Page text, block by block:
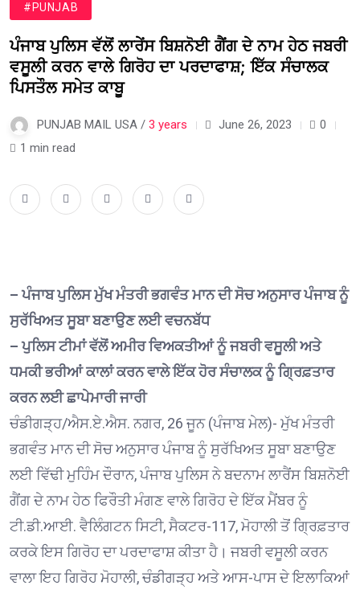
#PUNJAB
ਪੰਜਾਬ ਪੁਲਿਸ ਵੱਲੋਂ ਲਾਰੇਂਸ ਬਿਸ਼ਨੋਈ ਗੈਂਗ ਦੇ ਨਾਮ ਹੇਠ ਜਬਰੀ
ਵਸੂਲੀ ਕਰਨ ਵਾਲੇ ਗਿਰੋਹ ਦਾ ਪਰਦਾਫਾਸ਼; ਇੱਕ ਸੰਚਾਲਕ
ਪਿਸਤੌਲ ਸਮੇਤ ਕਾਬੂ
PUNJAB MAIL USA / 3 years June 26, 2023
0
1 min read
– ਪੰਜਾਬ ਪੁਲਿਸ ਮੁੱਖ ਮੰਤਰੀ ਭਗਵੰਤ ਮਾਨ ਦੀ ਸੋਚ ਅਨੁਸਾਰ ਪੰਜਾਬ ਨੂੰ
ਸੁਰੱਖਿਅਤ ਸੂਬਾ ਬਣਾਉਣ ਲਈ ਵਚਨਬੱਧ
– ਪੁਲਿਸ ਟੀਮਾਂ ਵੱਲੋਂ ਅਮੀਰ ਵਿਅਕਤੀਆਂ ਨੂੰ ਜਬਰੀ ਵਸੂਲੀ ਅਤੇ
ਧਮਕੀ ਭਰੀਆਂ ਕਾਲਾਂ ਕਰਨ ਵਾਲੇ ਇੱਕ ਹੋਰ ਸੰਚਾਲਕ ਨੂੰ ਗ੍ਰਿਫ਼ਤਾਰ
ਕਰਨ ਲਈ ਛਾਪੇਮਾਰੀ ਜਾਰੀ
ਚੰਡੀਗੜ੍ਹ/ਐਸ.ਏ.ਐਸ. ਨਗਰ, 26 ਜੂਨ (ਪੰਜਾਬ ਮੇਲ)- ਮੁੱਖ ਮੰਤਰੀ
ਭਗਵੰਤ ਮਾਨ ਦੀ ਸੋਚ ਅਨੁਸਾਰ ਪੰਜਾਬ ਨੂੰ ਸੁਰੱਖਿਅਤ ਸੂਬਾ ਬਣਾਉਣ
ਲਈ ਵਿੱਢੀ ਮੁਹਿੰਮ ਦੌਰਾਨ, ਪੰਜਾਬ ਪੁਲਿਸ ਨੇ ਬਦਨਾਮ ਲਾਰੈਂਸ ਬਿਸ਼ਨੋਈ
ਗੈਂਗ ਦੇ ਨਾਮ ਹੇਠ ਫਿਰੌਤੀ ਮੰਗਣ ਵਾਲੇ ਗਿਰੋਹ ਦੇ ਇੱਕ ਮੈਂਬਰ ਨੂੰ
ਟੀ.ਡੀ.ਆਈ. ਵੈਲਿੰਗਟਨ ਸਿਟੀ, ਸੈਕਟਰ-117, ਮੋਹਾਲੀ ਤੋਂ ਗ੍ਰਿਫ਼ਤਾਰ
ਕਰਕੇ ਇਸ ਗਿਰੋਹ ਦਾ ਪਰਦਾਫਾਸ਼ ਕੀਤਾ ਹੈ। ਜਬਰੀ ਵਸੂਲੀ ਕਰਨ
ਵਾਲਾ ਇਹ ਗਿਰੋਹ ਮੋਹਾਲੀ, ਚੰਡੀਗੜ੍ਹ ਅਤੇ ਆਸ-ਪਾਸ ਦੇ ਇਲਾਕਿਆਂ